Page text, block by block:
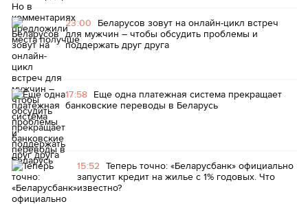
23:00 Беларусов зовут на онлайн-цикл встреч
для мужчин – чтобы обсудить проблемы и
поддержать друг друга
17:58 Еще одна платежная система прекращает
банковские переводы в Беларусь
15:52 Теперь точно: «Беларусбанк» официально
запустит кредит на жилье с 1% годовых. Что
известно?